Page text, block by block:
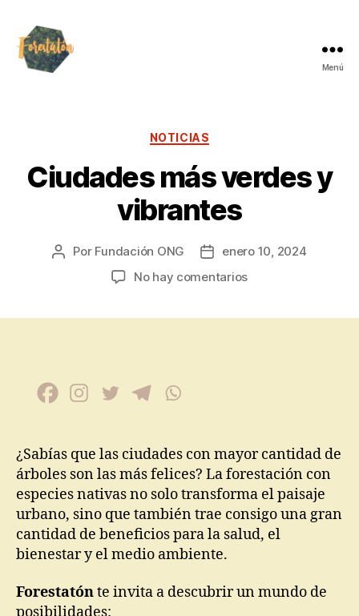
Menú
NOTICIAS
Ciudades más verdes y
vibrantes
Por Fundación ONG
enero 10, 2024
No hay comentarios
¿Sabías que las ciudades con mayor cantidad de
árboles son las más felices? La forestación con
especies nativas no solo transforma el paisaje
urbano, sino que también trae consigo una gran
cantidad de beneficios para la salud, el
bienestar y el medio ambiente.
Forestatónte invita a descubrir un mundo de